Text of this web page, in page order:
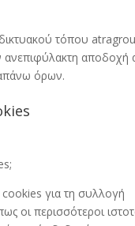
τόπου
ανεπιφύλακτη αποδοχή
όρων.
για τη συλλογή
οι περισσότεροι